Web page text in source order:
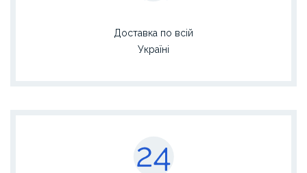
Доставка по всій
Україні